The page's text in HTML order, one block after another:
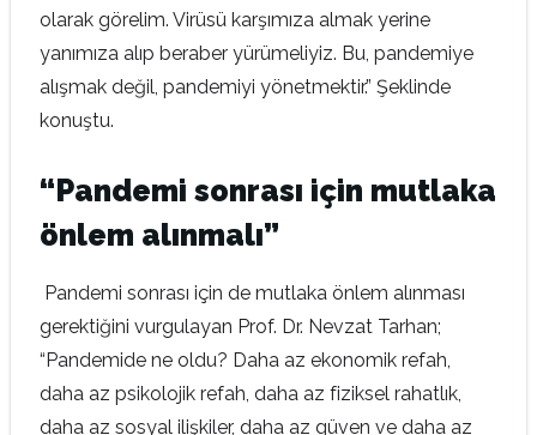
olarak görelim. Virüsü karşımıza almak yerine
yanımıza alıp beraber yürümeliyiz. Bu, pandemiye
alışmak değil, pandemiyi yönetmektir.” Şeklinde
konuştu.
“Pandemi sonrası için mutlaka
önlem alınmalı”
Pandemi sonrası için de mutlaka önlem alınması
gerektiğini vurgulayan Prof. Dr. Nevzat Tarhan;
“Pandemide ne oldu? Daha az ekonomik refah,
daha az psikolojik refah, daha az fiziksel rahatlık,
daha az sosyal ilişkiler, daha az güven ve daha az